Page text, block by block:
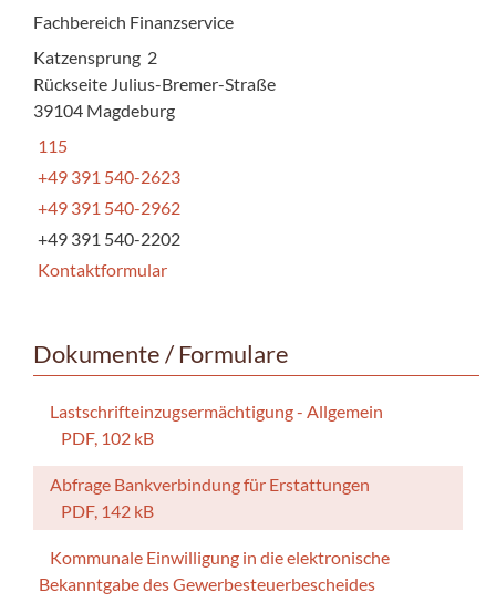
Fachbereich Finanzservice
Katzensprung 2
Rückseite Julius-Bremer-Straße
39104 Magdeburg
115
+49 391 540-2623
+49 391 540-2962
+49 391 540-2202
Kontaktformular
Dokumente / Formulare
Lastschrifteinzugsermächtigung - Allgemein
PDF, 102 kB
Abfrage Bankverbindung für Erstattungen
PDF, 142 kB
Kommunale Einwilligung in die elektronische
Bekanntgabe des Gewerbesteuerbescheides